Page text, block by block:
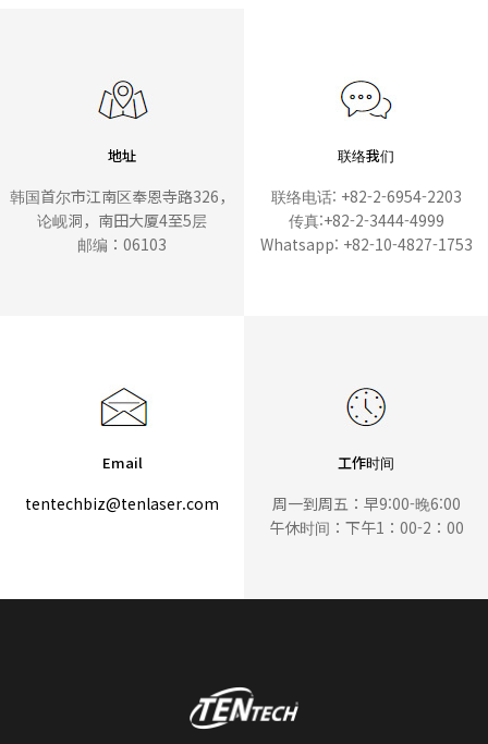
地址
韩国首尔市江南区奉恩寺路326，
论岘洞，南田大厦4至5层
邮编：06103
联络我们
联络电话: +82-2-6954-2203
传真:+82-2-3444-4999
Whatsapp: +82-10-4827-1753
Email
tentechbiz@tenlaser.com
工作时间
周一到周五：早9:00-晚6:00
午休时间：下午1：00-2：00